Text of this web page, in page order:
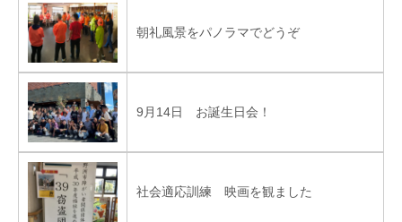
朝礼風景をパノラマでどうぞ
9月14日 お誕生日会！
社会適応訓練 映画を観ました